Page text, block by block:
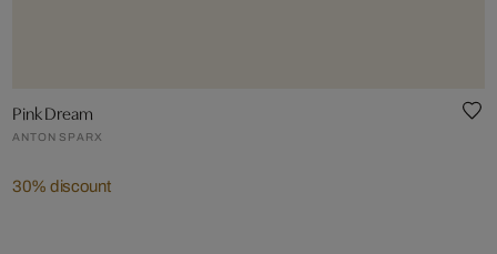
Pink Dream
ANTON SPARX
30% discount